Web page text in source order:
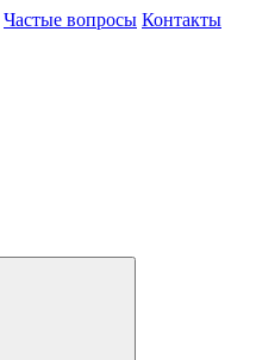
Частые вопросы Контакты